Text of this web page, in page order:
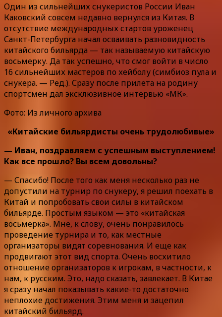
Один из сильнейших снукеристов России Иван
Каковский совсем недавно вернулся из Китая. В
отсутствие международных стартов уроженец
Санкт-Петербурга начал осваивать разновидность
китайского бильярда — так называемую китайскую
восьмерку. Да так успешно, что смог войти в число
16 сильнейших мастеров по хейболу (симбиоз пула и
снукера. — Ред.). Сразу после прилета на родину
спортсмен дал эксклюзивное интервью «МК».
Фото: Из личного архива
«Китайские бильярдисты очень трудолюбивые»
— Иван, поздравляем с успешным выступлением!
Как все прошло? Вы всем довольны?
— Спасибо! После того как меня несколько раз не
допустили на турнир по снукеру, я решил поехать в
Китай и попробовать свои силы в китайском
бильярде. Простым языком — это «китайская
восьмерка». Мне, к слову, очень понравилось
проведение турнира и то, как местные
организаторы видят соревнования. И еще как
продвигают этот вид спорта. Очень восхитило
отношение организаторов к игрокам, в частности, к
нам, к русским. Это, надо сказать, завлекает. В Китае
я сразу начал показывать какие-то достаточно
неплохие достижения. Этим меня и зацепил
китайский бильярд.